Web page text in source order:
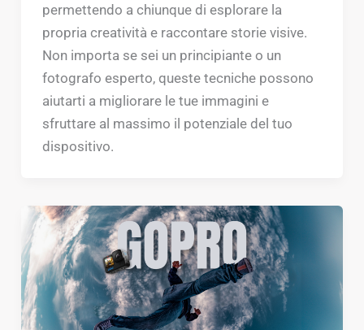
permettendo a chiunque di esplorare la
propria creatività e raccontare storie visive.
Non importa se sei un principiante o un
fotografo esperto, queste tecniche possono
aiutarti a migliorare le tue immagini e
sfruttare al massimo il potenziale del tuo
dispositivo.